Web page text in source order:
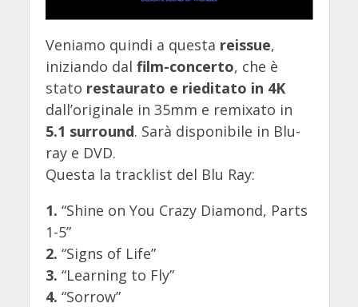
Veniamo quindi a questa reissue,
iniziando dal film-concerto, che è
stato restaurato e rieditato in 4K
dall’originale in 35mm e remixato in
5.1 surround. Sarà disponibile in Blu-
ray e DVD.
Questa la tracklist del Blu Ray:
1. “Shine on You Crazy Diamond, Parts
1-5”
2. “Signs of Life”
3. “Learning to Fly”
4. “Sorrow”